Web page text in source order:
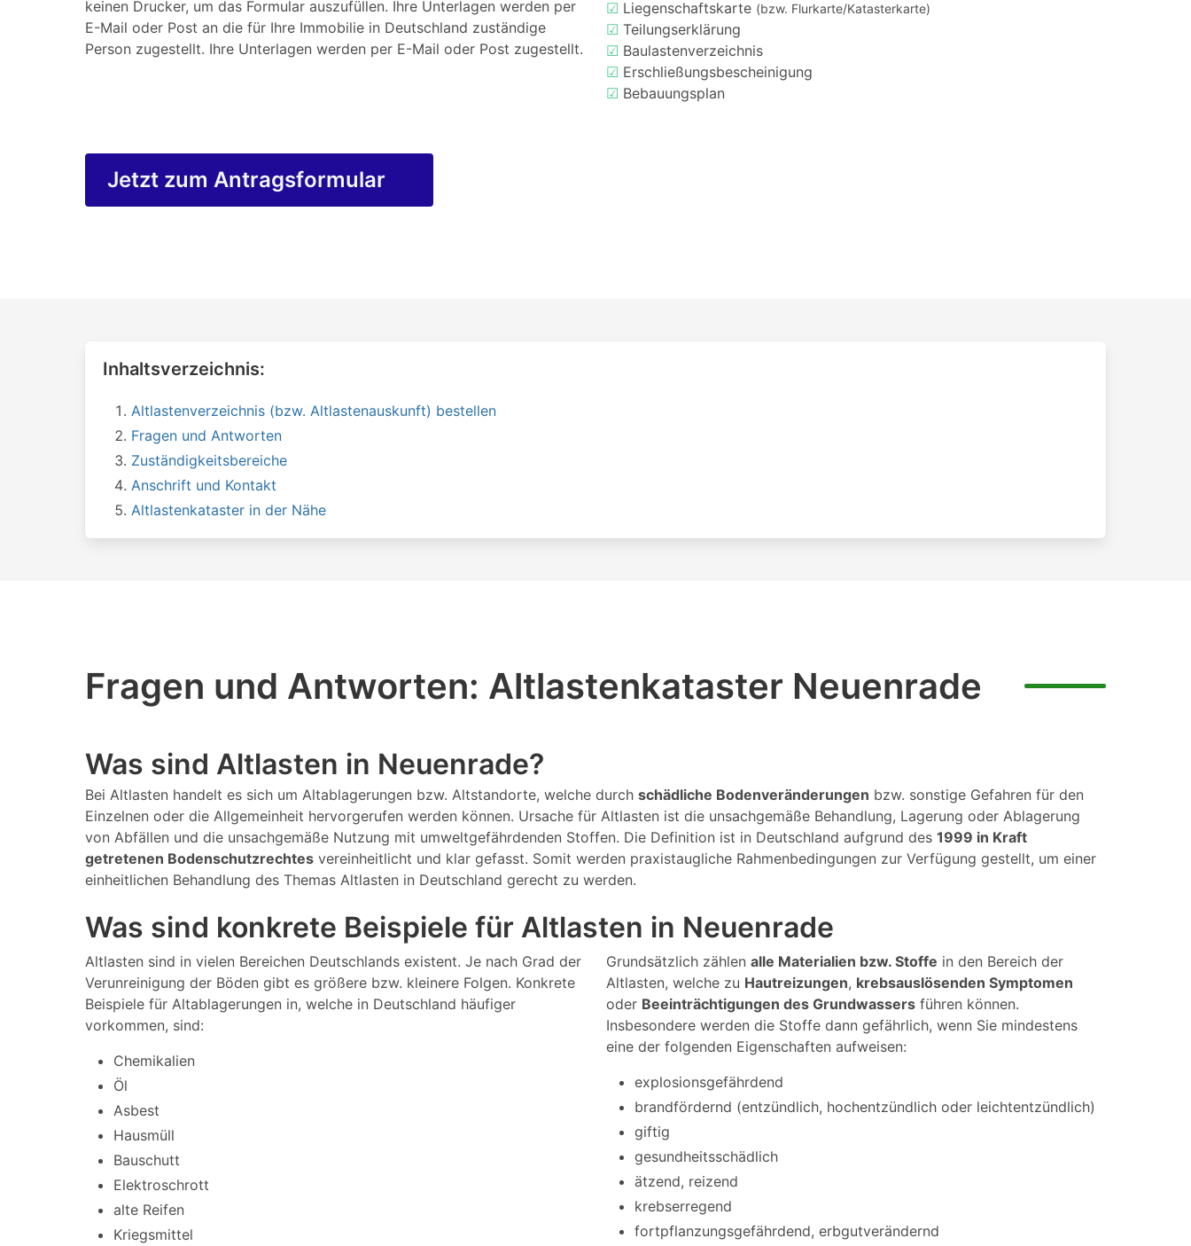
keinen Drucker, um das Formular auszufüllen. Ihre Unterlagen werden per
E-Mail oder Post an die für Ihre Immobilie in Deutschland zuständige
Person zugestellt. Ihre Unterlagen werden per E-Mail oder Post zugestellt.
☑ Liegenschaftskarte (bzw. Flurkarte/Katasterkarte)
☑ Teilungserklärung
☑ Baulastenverzeichnis
☑ Erschließungsbescheinigung
☑ Bebauungsplan
Jetzt zum Antragsformular
Inhaltsverzeichnis:
Altlastenverzeichnis (bzw. Altlastenauskunft) bestellen
Fragen und Antworten
Zuständigkeitsbereiche
Anschrift und Kontakt
Altlastenkataster in der Nähe
Fragen und Antworten: Altlastenkataster Neuenrade
Was sind Altlasten in Neuenrade?
Bei Altlasten handelt es sich um Altablagerungen bzw. Altstandorte, welche durch schädliche Bodenveränderungen bzw. sonstige Gefahren für den
Einzelnen oder die Allgemeinheit hervorgerufen werden können. Ursache für Altlasten ist die unsachgemäße Behandlung, Lagerung oder Ablagerung
von Abfällen und die unsachgemäße Nutzung mit umweltgefährdenden Stoffen. Die Definition ist in Deutschland aufgrund des 1999 in Kraft
getretenen Bodenschutzrechtes vereinheitlicht und klar gefasst. Somit werden praxistaugliche Rahmenbedingungen zur Verfügung gestellt, um einer
einheitlichen Behandlung des Themas Altlasten in Deutschland gerecht zu werden.
Was sind konkrete Beispiele für Altlasten in Neuenrade
Altlasten sind in vielen Bereichen Deutschlands existent. Je nach Grad der
Verunreinigung der Böden gibt es größere bzw. kleinere Folgen. Konkrete
Beispiele für Altablagerungen in, welche in Deutschland häufiger
vorkommen, sind:
Chemikalien
Öl
Asbest
Hausmüll
Bauschutt
Elektroschrott
alte Reifen
Kriegsmittel
Grundsätzlich zählen alle Materialien bzw. Stoffe in den Bereich der
Altlasten, welche zu Hautreizungen, krebsauslösenden Symptomen
oder Beeinträchtigungen des Grundwassers führen können.
Insbesondere werden die Stoffe dann gefährlich, wenn Sie mindestens
eine der folgenden Eigenschaften aufweisen:
explosionsgefährdend
brandfördernd (entzündlich, hochentzündlich oder leichtentzündlich)
giftig
gesundheitsschädlich
ätzend, reizend
krebserregend
fortpflanzungsgefährdend, erbgutverändernd